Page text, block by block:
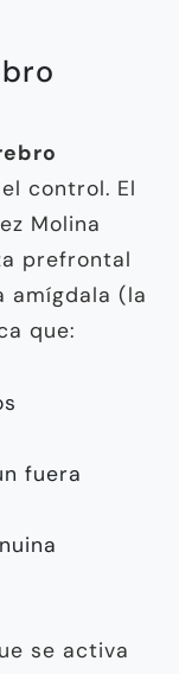
control. El
Molina
prefrontal
amígdala (la
que:
fuera
se activa